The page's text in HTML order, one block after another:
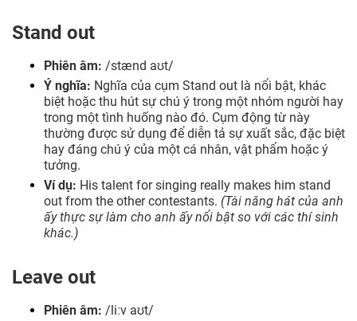
Stand out
Phiên âm: /stænd aʊt/
Ý nghĩa: Nghĩa của cụm Stand out là nổi bật, khác
biệt hoặc thu hút sự chú ý trong một nhóm người hay
trong một tình huống nào đó. Cụm động từ này
thường được sử dụng để diễn tả sự xuất sắc, đặc biệt
hay đáng chú ý của một cá nhân, vật phẩm hoặc ý
tưởng.
Ví dụ: His talent for singing really makes him stand
out from the other contestants. (Tài năng hát của anh
ấy thực sự làm cho anh ấy nổi bật so với các thí sinh
khác.)
Leave out
Phiên âm: /liːv aʊt/